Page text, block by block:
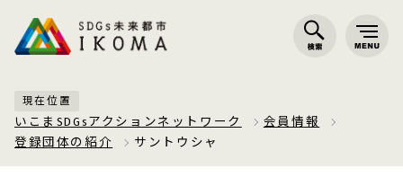
現在位置
いこまSDGsアクションネットワーク
会員情報
登録団体の紹介
サントウシャ